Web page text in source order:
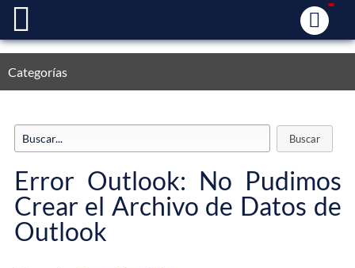
Categorías
Error Outlook: No Pudimos
Crear el Archivo de Datos de
Outlook